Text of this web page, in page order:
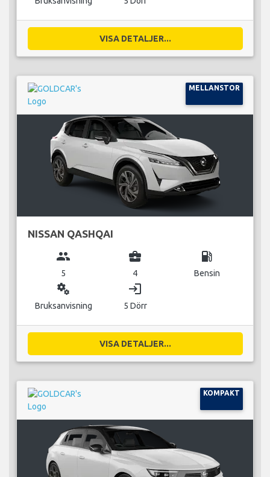
VISA DETALJER...
MELLANSTOR
NISSAN QASHQAI
group
5
business_center
4
local_gas_station
Bensin
miscellaneous_services
Bruksanvisning
login
5 Dörr
VISA DETALJER...
KOMPAKT